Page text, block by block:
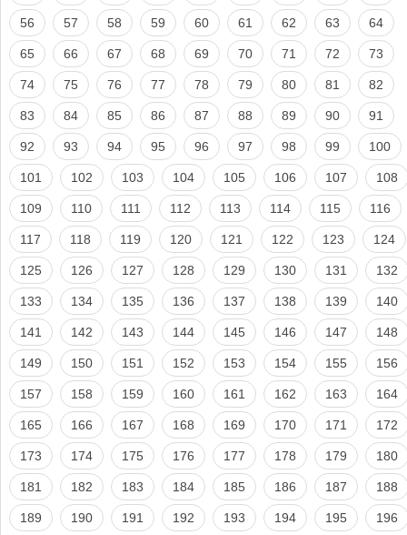
56 57 58 59 60 61 62 63 64
65 66 67 68 69 70 71 72 73
74 75 76 77 78 79 80 81 82
83 84 85 86 87 88 89 90 91
92 93 94 95 96 97 98 99 100
101 102 103 104 105 106 107 108
109 110 111 112 113 114 115 116
117 118 119 120 121 122 123 124
125 126 127 128 129 130 131 132
133 134 135 136 137 138 139 140
141 142 143 144 145 146 147 148
149 150 151 152 153 154 155 156
157 158 159 160 161 162 163 164
165 166 167 168 169 170 171 172
173 174 175 176 177 178 179 180
181 182 183 184 185 186 187 188
189 190 191 192 193 194 195 196